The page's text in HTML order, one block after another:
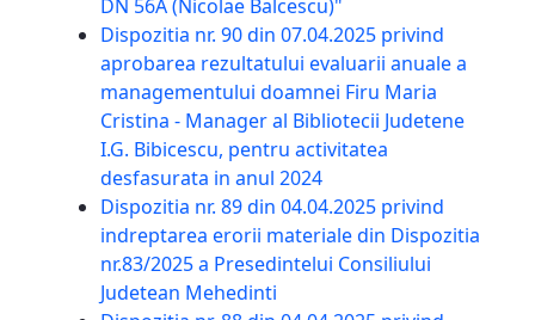
DN 56A (Nicolae Balcescu)"
Dispozitia nr. 90 din 07.04.2025 privind
aprobarea rezultatului evaluarii anuale a
managementului doamnei Firu Maria
Cristina - Manager al Bibliotecii Judetene
I.G. Bibicescu, pentru activitatea
desfasurata in anul 2024
Dispozitia nr. 89 din 04.04.2025 privind
indreptarea erorii materiale din Dispozitia
nr.83/2025 a Presedintelui Consiliului
Judetean Mehedinti